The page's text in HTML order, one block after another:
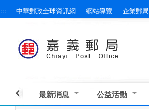
跳到主要內容區塊
::: 中華郵政全球資訊網 網站導覽 企業郵局
最新消息 公益活動